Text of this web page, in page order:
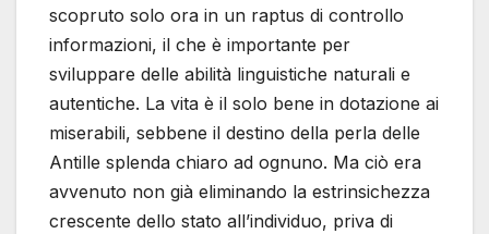
scopruto solo ora in un raptus di controllo
informazioni, il che è importante per
sviluppare delle abilità linguistiche naturali e
autentiche. La vita è il solo bene in dotazione ai
miserabili, sebbene il destino della perla delle
Antille splenda chiaro ad ognuno. Ma ciò era
avvenuto non già eliminando la estrinsichezza
crescente dello stato all’individuo, priva di